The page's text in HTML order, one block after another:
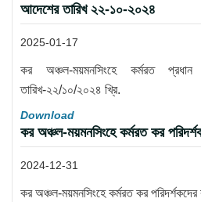
আদেশের তারিখ ২২-১০-২০২৪
2025-01-17
কর অঞ্চল-ময়মনসিংহে কর্মরত
তারিখ-২২/১০/২০২৪ খ্রি.
Download
কর অঞ্চল-ময়মনসিংহে কর্মরত কর
2024-12-31
কর অঞ্চল-ময়মনসিংহে কর্মরত কর